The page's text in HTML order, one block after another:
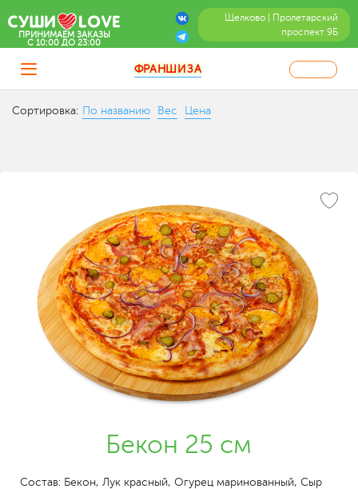
Щелково | Пролетарский
проспект 9Б
ПРИНИМАЕМ ЗАКАЗЫ
C 10:00 ДО 23:00
ФРАНШИЗА
Сортировка: По названию Вес Цена
Бекон 25 см
Состав: Бекон, Лук красный, Огурец маринованный, Сыр